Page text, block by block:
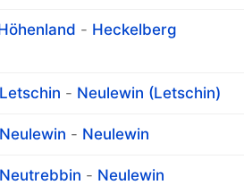
- Heckelberg
- Neulewin (Letschin)
- Neulewin
- Neulewin